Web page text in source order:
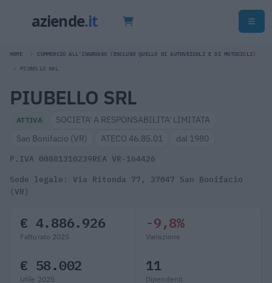
HOME COMMERCIO ALL'INGROSSO (ESCLUSO QUELLO DI AUTOVEICOLI E DI MOTOCICLI)
PIUBELLO SRL
PIUBELLO SRL
ATTIVA
SOCIETA' A RESPONSABILITA' LIMITATA
San Bonifacio (VR)
ATECO 46.85.01 dal 1980
P.IVA 00881310239REA VR-164426
Sede legale: Via Ritonda 77, 37047 San Bonifacio
(VR)
€ 4.886.926
Fatturato 2025
-9,8%
Variazione
€ 58.002
Utile 2025
11
Dipendenti